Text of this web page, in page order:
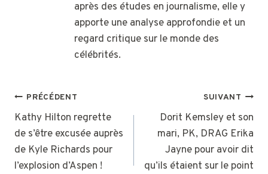
après des études en journalisme, elle y
apporte une analyse approfondie et un
regard critique sur le monde des
célébrités.
NAVIGATION
DE
L’ARTICLE
PRÉCÉDENT
Kathy Hilton regrette
de s’être excusée auprès
de Kyle Richards pour
l’explosion d’Aspen !
SUIVANT
Dorit Kemsley et son
mari, PK, DRAG Erika
Jayne pour avoir dit
qu’ils étaient sur le point